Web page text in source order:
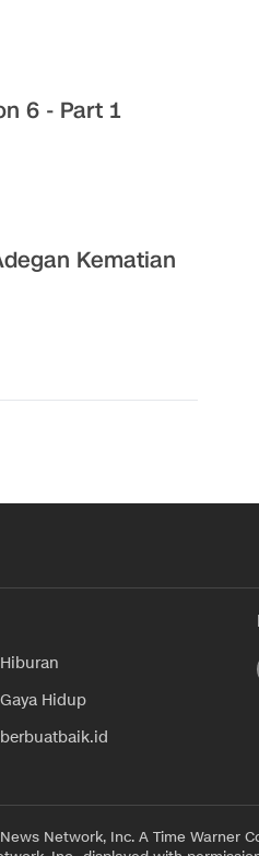
6 - Part 1
Kematian
Hiburan
Gaya Hidup
berbuatbaik.id
Network, Inc. A Time Warner